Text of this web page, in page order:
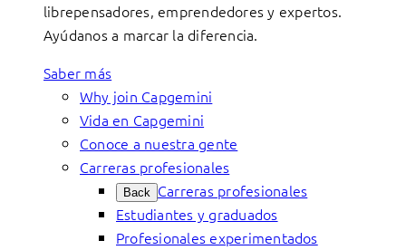
librepensadores, emprendedores y expertos.
Ayúdanos a marcar la diferencia.
Saber más
Why join Capgemini
Vida en Capgemini
Conoce a nuestra gente
Carreras profesionales
Back Carreras profesionales
Estudiantes y graduados
Profesionales experimentados